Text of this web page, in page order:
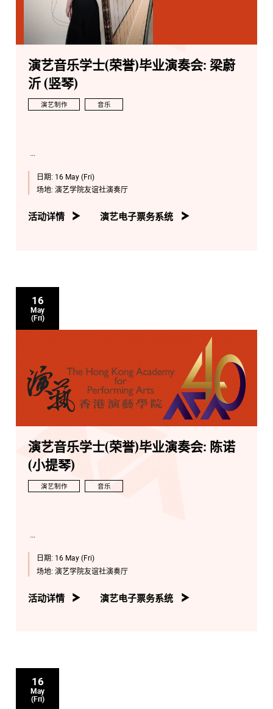
演艺音乐学士(荣誉)毕业演奏会: 梁蔚
沂 (竖琴)
演艺制作 音乐
日期: 16 May (Fri)
场地: 演艺学院友谊社演奏厅
活动详情 演艺电子票务系统
16
May
(Fri)
演艺音乐学士(荣誉)毕业演奏会: 陈诺
(小提琴)
演艺制作 音乐
日期: 16 May (Fri)
场地: 演艺学院友谊社演奏厅
活动详情 演艺电子票务系统
16
May
(Fri)